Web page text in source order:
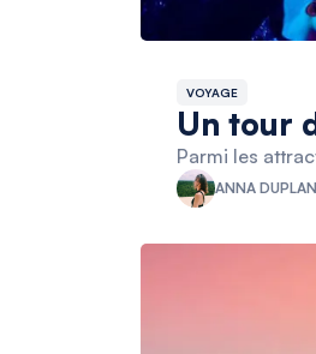
VOYAGE
Un tour
Parmi les
ANNA